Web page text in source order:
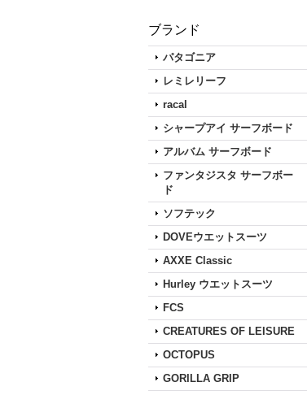
ブランド
パタゴニア
レミレリーフ
racal
シャープアイ サーフボード
アルバム サーフボード
ファンタジスタ サーフボー
ド
ソフテック
DOVEウエットスーツ
AXXE Classic
Hurley ウエットスーツ
FCS
CREATURES OF LEISURE
OCTOPUS
GORILLA GRIP